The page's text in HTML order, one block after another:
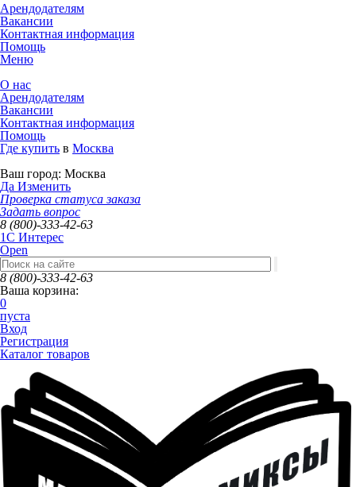
Арендодателям
Вакансии
Контактная информация
Помощь
Меню
О нас
Арендодателям
Вакансии
Контактная информация
Помощь
Где купить в Москва
Ваш город: Москва
Да Изменить
Проверка статуса заказа
Задать вопрос
8 (800)-333-42-63
1C Интерес
Open
8 (800)-333-42-63
Ваша корзина:
0
пуста
Вход
Регистрация
Каталог товаров